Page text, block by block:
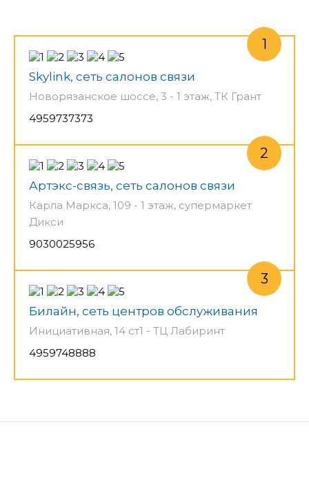
Skylink, сеть салонов связи
Новорязанское шоссе, 3 - 1 этаж, ТК Грант
4959737373
Артэкс-связь, сеть салонов связи
Карла Маркса, 109 - 1 этаж, супермаркет
Дикси
9030025956
Билайн, сеть центров обслуживания
Инициативная, 14 ст1 - ТЦ Лабиринт
4959748888